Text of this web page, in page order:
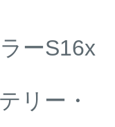
ーS16x
リー・